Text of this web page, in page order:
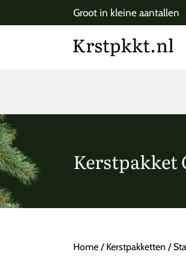
Groot in kleine aantallen
Kerstpakket
Home / Kerstpakketten /